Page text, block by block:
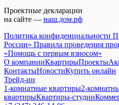
Проектные декларации
на сайте — наш.дом.рф
Политика конфиденциальности
России» Правила проведения
«Помощь с первым взносом»
О компанииКвартирыПроекты
КонтактыНовостиКупить онлайн
Трейд-ин
1-комнатные квартиры2-
квартирыКвартиры-студии